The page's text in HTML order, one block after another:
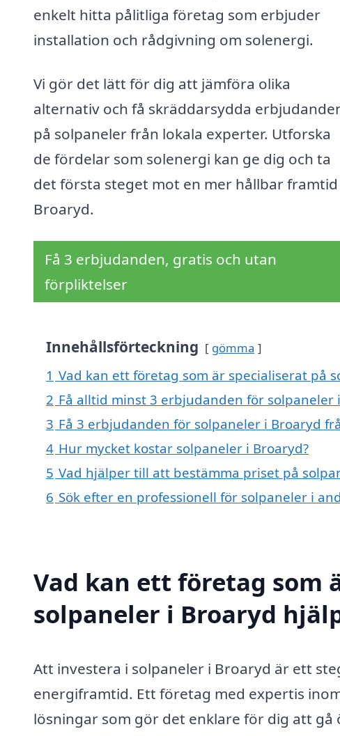
enkelt hitta pålitliga företag som erbjuder
installation och rådgivning om solenergi.
Vi gör det lätt för dig att jämföra olika
alternativ och få skräddarsydda
på solpaneler från lokala experter. Utforska
de fördelar som solenergi kan ge dig och ta
det första steget mot en mer hållbar framtid
Broaryd.
Få 3 erbjudanden, gratis och utan
förpliktelser
Innehållsförteckning gömma
1 Vad kan ett företag som är specialiserat på
2 Få alltid minst 3 erbjudanden för solpaneler
3 Få 3 erbjudanden för solpaneler i Broaryd
4 Hur mycket kostar solpaneler i Broaryd?
5 Vad hjälper till att bestämma priset på
6 Sök efter en professionell för solpaneler i
Vad kan ett företag som
solpaneler i Broaryd
Att investera i solpaneler i Broaryd är ett
energiframtid. Ett företag med expertis
lösningar som gör det enklare för dig att